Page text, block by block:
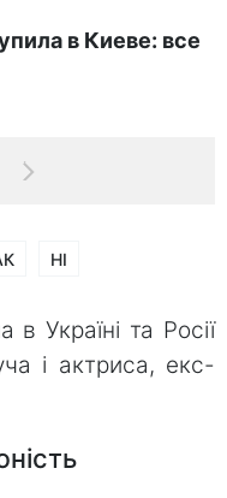
в Киеве: все
НІ
Україні та Росії
і актриса, екс-